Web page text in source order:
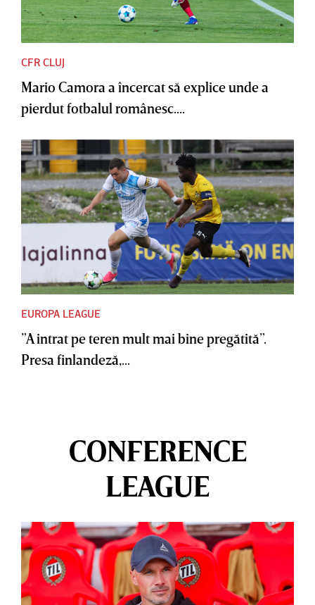
CFR CLUJ
Mario Camora a încercat să explice unde a
pierdut fotbalul românesc....
EUROPA LEAGUE
”A intrat pe teren mult mai bine pregătită”.
Presa finlandeză,...
CONFERENCE
LEAGUE